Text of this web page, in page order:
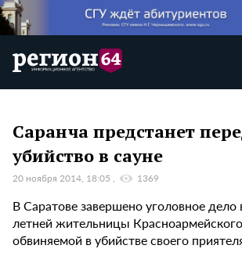
Саранча предстанет
убийство в сауне
20 ноября 2014, 18:05 1369
В Саратове завершено уголовное
летней жительницы
обвиняемой в убийстве своего